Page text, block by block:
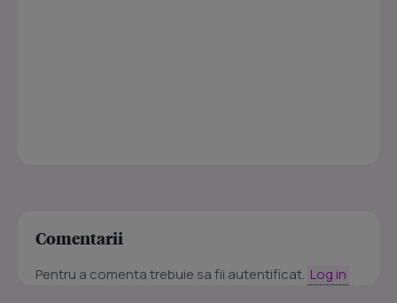
Comentarii
Pentru a comenta trebuie sa fii autentificat. Log in